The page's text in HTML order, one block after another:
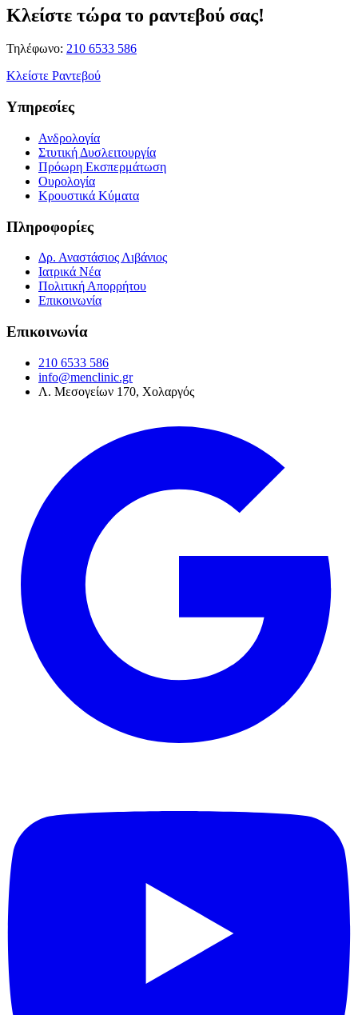
Κλείστε τώρα το ραντεβού σας!
Τηλέφωνο: 210 6533 586
Κλείστε Ραντεβού
Υπηρεσίες
Ανδρολογία
Στυτική Δυσλειτουργία
Πρόωρη Εκσπερμάτωση
Ουρολογία
Κρουστικά Κύματα
Πληροφορίες
Δρ. Αναστάσιος Λιβάνιος
Ιατρικά Νέα
Πολιτική Απορρήτου
Επικοινωνία
Επικοινωνία
210 6533 586
info@menclinic.gr
Λ. Μεσογείων 170, Χολαργός